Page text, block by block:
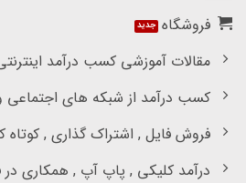
فروشگاه
مقالات آموزشی کسب درآمد
کسب درآمد از شبکه های اجتماعی
فروش فایل , اشتراک گذاری , کوتاه
درآمد کلیکی , پاپ آپ , همکاری